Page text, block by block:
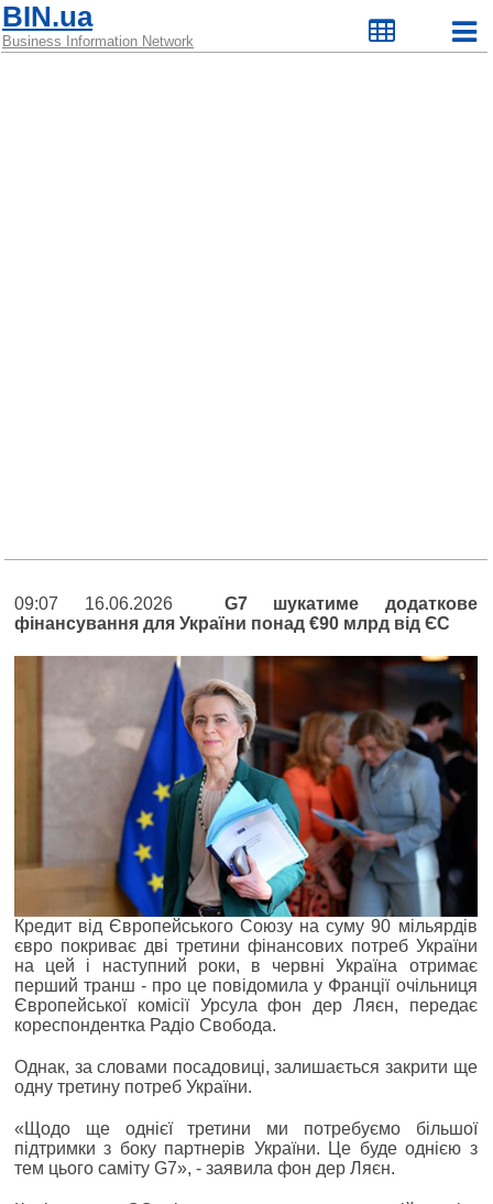
BIN.ua
Business Information Network
09:07 16.06.2026 G7 шукатиме додаткове
фінансування для України понад €90 млрд від ЄС
Кредит від Європейського Союзу на суму 90 мільярдів
євро покриває дві третини фінансових потреб України
на цей і наступний роки, в червні Україна отримає
перший транш - про це повідомила у Франції очільниця
Європейської комісії Урсула фон дер Ляєн, передає
кореспондентка Радіо Свобода.
Однак, за словами посадовиці, залишається закрити ще
одну третину потреб України.
«Щодо ще однієї третини ми потребуємо більшої
підтримки з боку партнерів України. Це буде однією з
тем цього саміту G7», - заявила фон дер Ляєн.